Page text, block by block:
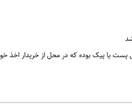
پست یا پیک بوده که در محل از خریدار اخذ